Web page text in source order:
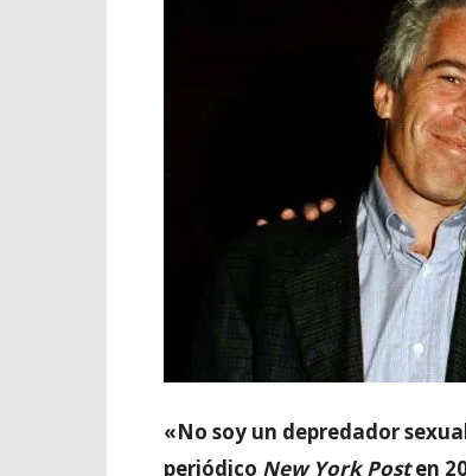
«No soy un depredador
periódico New York Posten